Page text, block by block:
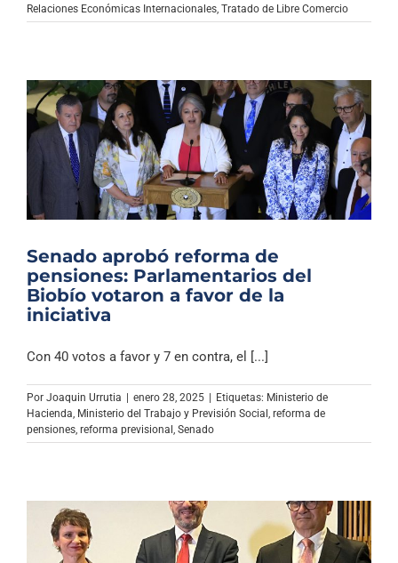
Relaciones Económicas Internacionales Tratado de Libre Comercio
Senado aprobó reforma de
pensiones: Parlamentarios del
Biobío votaron a favor de la
iniciativa
Con 40 votos a favor y 7 en contra, el [...]
Por Joaquin Urrutia enero 28, 2025 Etiquetas: Ministerio de
Hacienda, Ministerio del Trabajo y Previsión Social , reforma de
pensiones, reforma previsional , Senado